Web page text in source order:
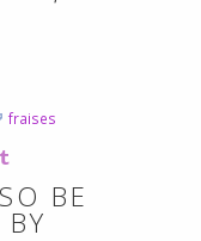
fraises
BE